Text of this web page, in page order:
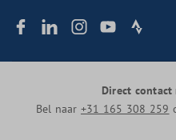
Direct contact
Bel naar +31 165 308 259